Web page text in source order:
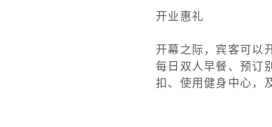
开业惠礼
开幕之际，宾客可以
每日双人早餐、预订
扣、使用健身中心，